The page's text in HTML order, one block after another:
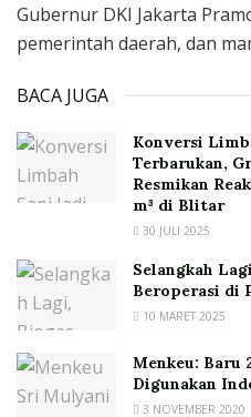
Gubernur DKI Jakarta
pemerintah daerah, dan
BACA JUGA
Konversi
Terbarukan,
Resmikan
m³ di Blitar
30 JULI 2025
Selangkah
Beroperasi di
10 MARET 2025
Menkeu: Baru
Digunakan
3 NOVEMBER 2020